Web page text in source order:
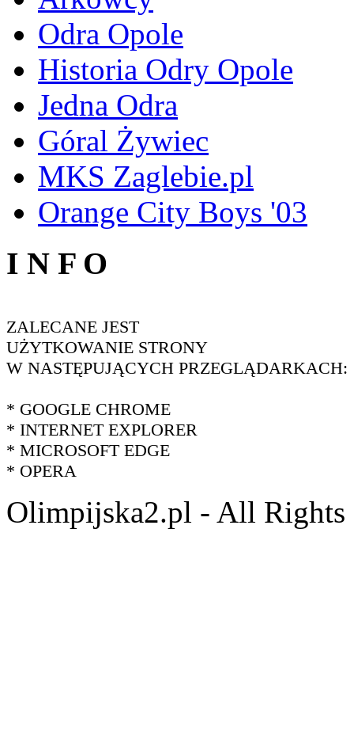
Odra Opole
Historia Odry Opole
Jedna Odra
Góral Żywiec
MKS Zaglebie.pl
Orange City Boys '03
I N F O
ZALECANE JEST
UŻYTKOWANIE STRONY
W NASTĘPUJĄCYCH PRZEGLĄDARKACH:
* GOOGLE CHROME
* INTERNET EXPLORER
* MICROSOFT EDGE
* OPERA
Olimpijska2.pl - All Rights